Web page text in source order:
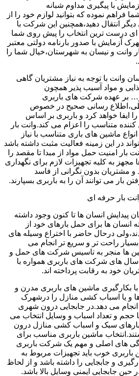
با پیگیری مداوم شبانه
فراهم نموده که بتوانید لوازم خود را از
انتقال دهید،همچنین این شرکت با
ای درست ترین انتخاب را پیش روی شما
آزمایش با صدور بارنامه دولتی معتبر
وانت و نیسان به شهرستان،خیال شما را
وانت با توجه به نیاز مشتریان گاهی
و مواد آسیب پذیر همچون
بر عهده شرکت های باربری
رسانی صحیح در خصوص
ایفا خواهد کرد و باربری بر اساس
متناسب را اعزام می کند.وانت بار
ماشین های باری متناسب با نیاز
در این زمینه فعالیت مثبت داشته باشد
بار امنیت حمل مواد از مبدا تا مقصد را
مجهز به کلیه تجهیزات لازم برای نگهداری
و مشتریان بدون نگرانی از فاسد
بار می توانند آن را به باربری بسپارند.
بار حرفه ای
پیدایش انسان ها تا کنون وجود داشته
ها برای حمل بارهای خود از
درحال حاضر با اختراع وسیله های
راحت تر و سریع تر انجام می
ها منجر به تاسیس شرکت های حمل و
های شرکت های باربری همواره با
خود به رقابت پرداخته اند.
بکارگیری ماشین های باربری مدرن و
و یا اسباب کشی منازل را درشهرک
انجام می دهد.در جابجایی درون شهری
حجم و تعداد اسباب و وسایل انتخاب می
سبک و اسباب کشی منازل درون
ماشین باربری مناسب برای
های اصلی و مهم یک شرکت باربری
خوب باید تجهیزات مربوط به
و جابجایی را داشته باشد و از لحاظ
حین جابجایی ایمنی وسایل بالا باشد.